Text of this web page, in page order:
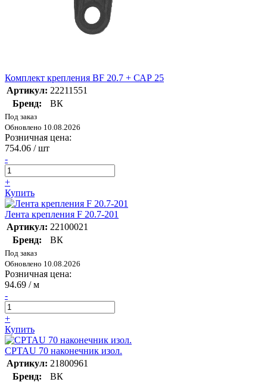
Комплект крепления BF 20.7 + САР 25
Артикул: 22211551
Бренд:
ВК
Под заказ
Обновлено 10.08.2026
Розничная цена:
754.06 / шт
-
+
Купить
Лента крепления F 20.7-201
Артикул: 22100021
Бренд:
ВК
Под заказ
Обновлено 10.08.2026
Розничная цена:
94.69 / м
-
+
Купить
CPTAU 70 наконечник изол.
Артикул: 21800961
Бренд:
ВК